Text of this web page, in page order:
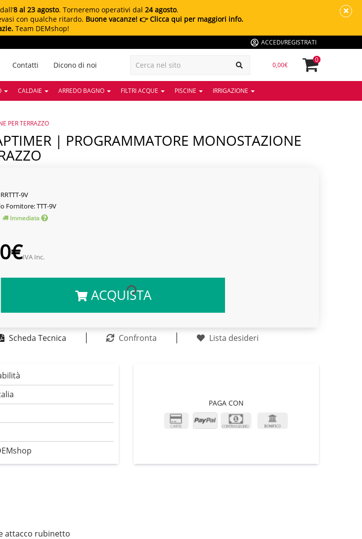
8 al 23 agosto. Torneremo operativi dal 24 agosto.
con qualche ritardo. Buone vacanze! 👉 Clicca qui per maggiori info.
Team DEMshop!
ACCEDI/REGISTRATI
Contatti Dicono di noi 0,00€
0
CALDAIE ARREDO BAGNO FILTRI ACQUE PISCINE IRRIGAZIONE
PER TERRAZZO
9V
Fornitore: TTT-9V
Immediata
IVA Inc.
ACQUISTA
Scheda Tecnica Confronta Lista desideri
PAGA CON
attacco rubinetto